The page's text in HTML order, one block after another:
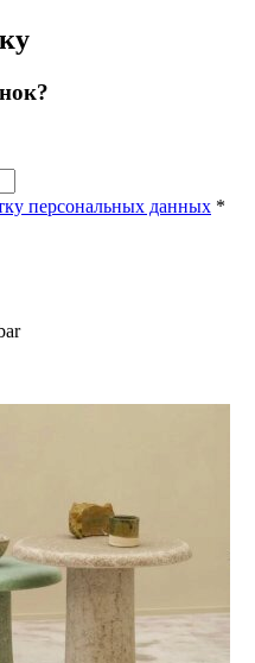
персональных данных *